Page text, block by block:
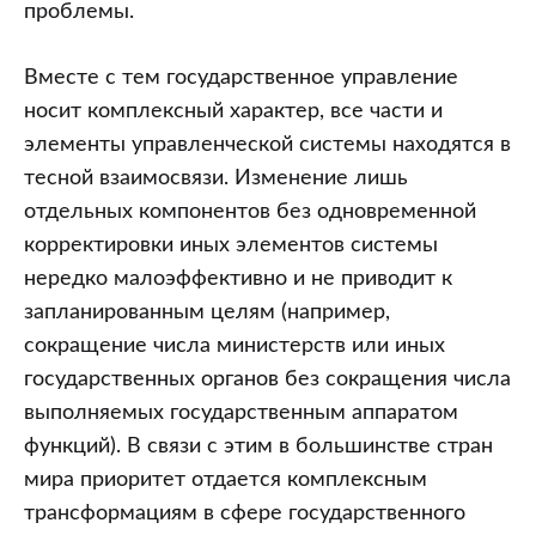
проблемы.
Вместе с тем государственное управление
носит комплексный характер, все части и
элементы управленческой системы находятся в
тесной взаимосвязи. Изменение лишь
отдельных компонентов без одновременной
корректировки иных элементов системы
нередко малоэффективно и не приводит к
запланированным целям (например,
сокращение числа министерств или иных
государственных органов без сокращения числа
выполняемых государственным аппаратом
функций). В связи с этим в большинстве стран
мира приоритет отдается комплексным
трансформациям в сфере государственного